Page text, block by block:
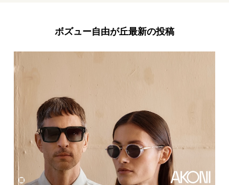
ボズュー自由が丘最新の投稿